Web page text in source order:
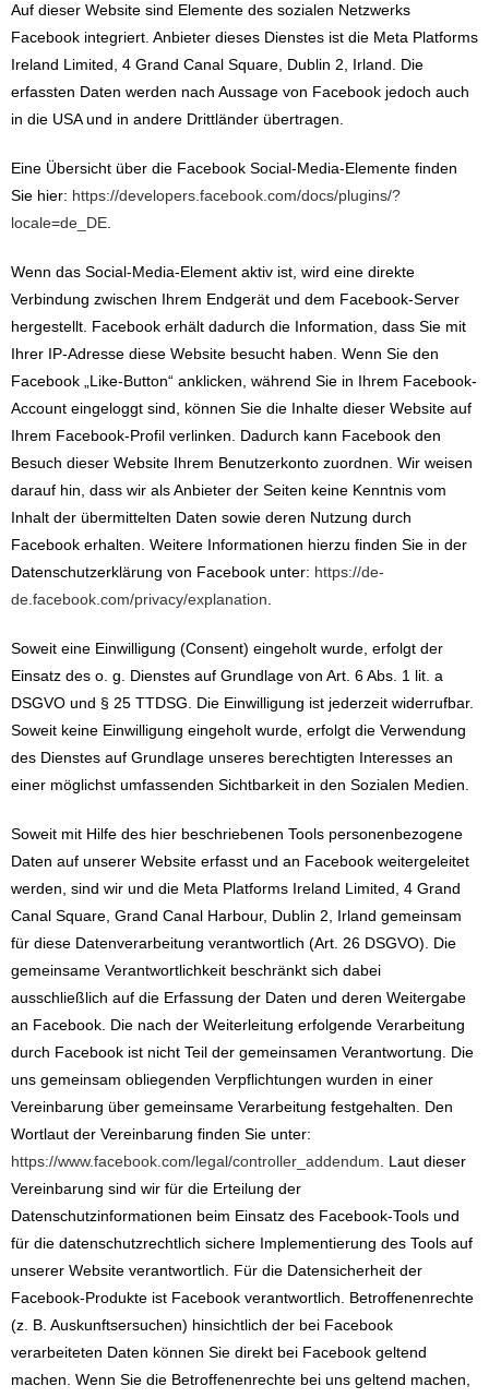
Auf dieser Website sind Elemente des sozialen Netzwerks
Facebook integriert. Anbieter dieses Dienstes ist die Meta Platforms
Ireland Limited, 4 Grand Canal Square, Dublin 2, Irland. Die
erfassten Daten werden nach Aussage von Facebook jedoch auch
in die USA und in andere Drittländer übertragen.
Eine Übersicht über die Facebook Social-Media-Elemente finden
Sie hier: https://developers.facebook.com/docs/plugins/?
locale=de_DE
Wenn das Social-Media-Element aktiv ist, wird eine direkte
Verbindung zwischen Ihrem Endgerät und dem Facebook-Server
hergestellt. Facebook erhält dadurch die Information, dass Sie mit
Ihrer IP-Adresse diese Website besucht haben. Wenn Sie den
Facebook „Like-Button“ anklicken, während Sie in Ihrem Facebook-
Account eingeloggt sind, können Sie die Inhalte dieser Website auf
Ihrem Facebook-Profil verlinken. Dadurch kann Facebook den
Besuch dieser Website Ihrem Benutzerkonto zuordnen. Wir weisen
darauf hin, dass wir als Anbieter der Seiten keine Kenntnis vom
Inhalt der übermittelten Daten sowie deren Nutzung durch
Facebook erhalten. Weitere Informationen hierzu finden Sie in der
Datenschutzerklärung von Facebook unter: https://de-
de.facebook.com/privacy/explanation
Soweit eine Einwilligung (Consent) eingeholt wurde, erfolgt der
Einsatz des o. g. Dienstes auf Grundlage von Art. 6 Abs. 1 lit. a
DSGVO und § 25 TTDSG. Die Einwilligung ist jederzeit widerrufbar.
Soweit keine Einwilligung eingeholt wurde, erfolgt die Verwendung
des Dienstes auf Grundlage unseres berechtigten Interesses an
einer möglichst umfassenden Sichtbarkeit in den Sozialen Medien.
Soweit mit Hilfe des hier beschriebenen Tools personenbezogene
Daten auf unserer Website erfasst und an Facebook weitergeleitet
werden, sind wir und die Meta Platforms Ireland Limited, 4 Grand
Canal Square, Grand Canal Harbour, Dublin 2, Irland gemeinsam
für diese Datenverarbeitung verantwortlich (Art. 26 DSGVO). Die
gemeinsame Verantwortlichkeit beschränkt sich dabei
ausschließlich auf die Erfassung der Daten und deren Weitergabe
an Facebook. Die nach der Weiterleitung erfolgende Verarbeitung
durch Facebook ist nicht Teil der gemeinsamen Verantwortung. Die
uns gemeinsam obliegenden Verpflichtungen wurden in einer
Vereinbarung über gemeinsame Verarbeitung festgehalten. Den
Wortlaut der Vereinbarung finden Sie unter:
https://www.facebook.com/legal/controller_addendum . Laut dieser
Vereinbarung sind wir für die Erteilung der
Datenschutzinformationen beim Einsatz des Facebook-Tools und
für die datenschutzrechtlich sichere Implementierung des Tools auf
unserer Website verantwortlich. Für die Datensicherheit der
Facebook-Produkte ist Facebook verantwortlich. Betroffenenrechte
(z. B. Auskunftsersuchen) hinsichtlich der bei Facebook
verarbeiteten Daten können Sie direkt bei Facebook geltend
machen. Wenn Sie die Betroffenenrechte bei uns geltend machen,